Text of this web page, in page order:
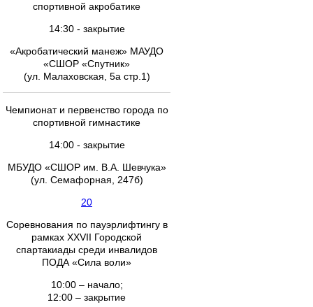
спортивной акробатике
14:30 - закрытие
«Акробатический манеж» МАУДО
«СШОР «Спутник»
(ул. Малаховская, 5а стр.1)
Чемпионат и первенство города по
спортивной гимнастике
14:00 - закрытие
МБУДО «СШОР им. В.А. Шевчука»
(ул. Семафорная, 247б)
20
Соревнования по пауэрлифтингу в
рамках XXVII Городской
спартакиады среди инвалидов
ПОДА «Сила воли»
10:00 – начало;
12:00 – закрытие